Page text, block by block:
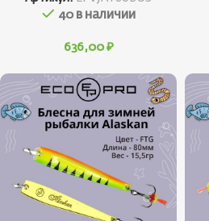
40 в наличии
636,00 ₽